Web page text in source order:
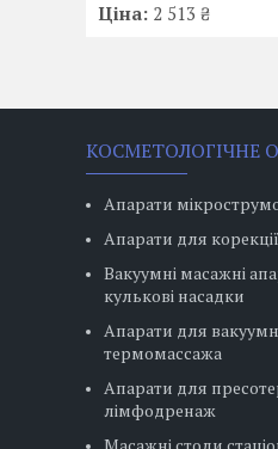
Ціна: 2 513 ₴
КОСМЕТОЛОГІЧНЕ
Апарати
Апарати для
Вакуумні масажні
кулькові насадки
Апарати для
термомассажа
Апарати для
лімфодренаж